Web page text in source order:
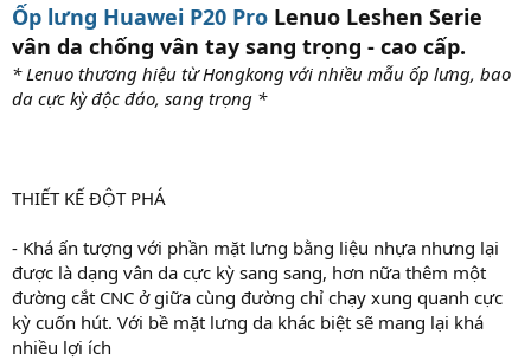
Ốp lưng Huawei P20 Pro Lenuo Leshen Serie
vân da chống vân tay sang trọng - cao cấp.
* Lenuo thương hiệu từ Hongkong với nhiều mẫu ốp lưng, bao
da cực kỳ độc đáo, sang trọng *
THIẾT KẾ ĐỘT PHÁ
- Khá ấn tượng với phần mặt lưng bằng liệu nhựa nhưng lại
được là dạng vân da cực kỳ sang sang, hơn nữa thêm một
đường cắt CNC ở giữa cùng đường chỉ chạy xung quanh cực
kỳ cuốn hút. Với bề mặt lưng da khác biệt sẽ mang lại khá
nhiều lợi ích